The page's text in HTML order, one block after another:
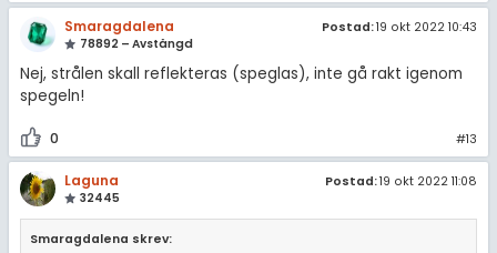
Smaragdalena
78892 – Avstängd
Postad:19 okt 2022 10:43
Nej, strålen skall reflekteras (speglas), inte gå rakt igenom
spegeln!
0 #13
Laguna
32445
Postad:19 okt 2022 11:08
Smaragdalena skrev: